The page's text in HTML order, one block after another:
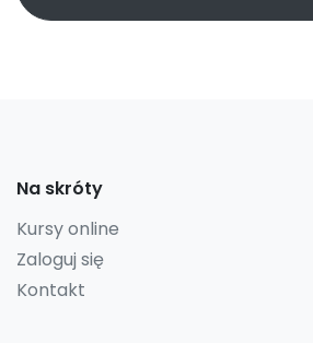
Na skróty
Kursy online
Zaloguj się
Kontakt